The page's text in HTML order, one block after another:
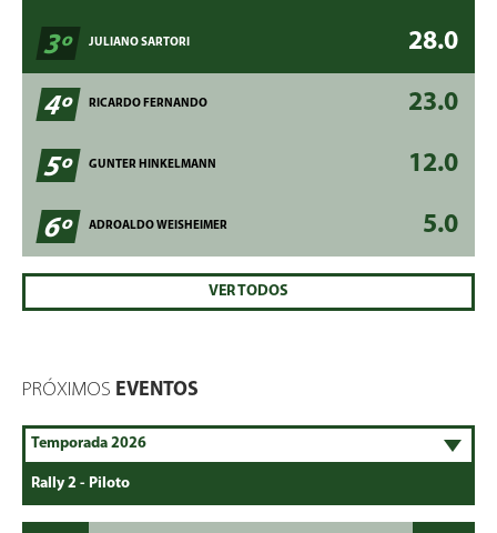
3º JULIANO SARTORI 28.0
4º RICARDO FERNANDO 23.0
5º GUNTER HINKELMANN 12.0
6º ADROALDO WEISHEIMER 5.0
VER TODOS
PRÓXIMOS EVENTOS